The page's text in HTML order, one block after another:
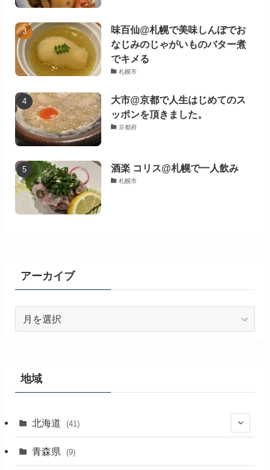
味百仙@札幌で美味しんぼでお
なじみのじゃがいものバター煮
でキメる
札幌市
大市@京都で人生はじめてのス
ッポンを頂きました。
京都府
酒楽 コリス@札幌で一人飲み
札幌市
アーカイブ
ブ
地域
北海道 (41)
(27)
青森県 (9)